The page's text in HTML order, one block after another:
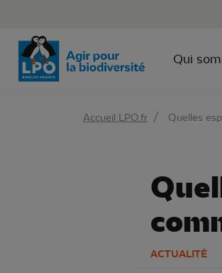
Qui
Accueil LPO.fr Quelles
ACTUALITÉ